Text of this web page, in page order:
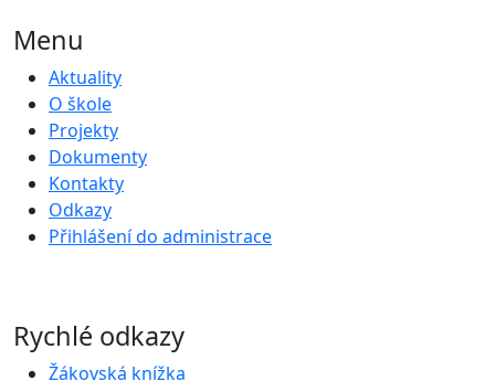
Menu
Aktuality
O škole
Projekty
Dokumenty
Kontakty
Odkazy
Přihlášení do administrace
Rychlé odkazy
Žákovská knížka